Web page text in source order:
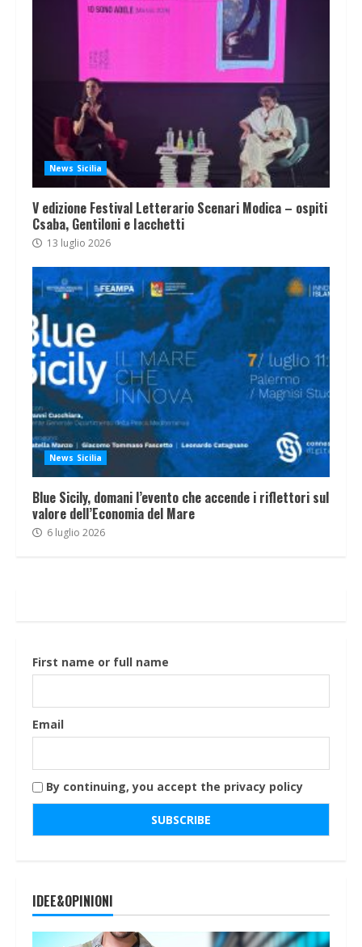
News Sicilia
V edizione Festival Letterario Scenari Modica – ospiti
Csaba, Gentiloni e Iacchetti
13 luglio 2026
News Sicilia
Blue Sicily, domani l’evento che accende i riflettori sul
valore dell’Economia del Mare
6 luglio 2026
First name or full name
Email
By continuing, you accept the privacy policy
IDEE&OPINIONI